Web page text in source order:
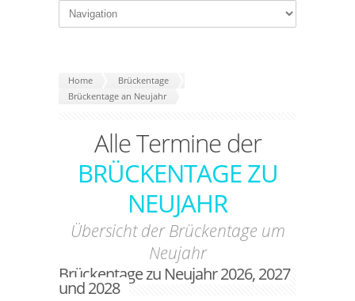
Home
Brückentage
Brückentage an Neujahr
Alle Termine der
BRÜCKENTAGE ZU
NEUJAHR
Übersicht der Brückentage um
Neujahr
Brückentage zu Neujahr 2026, 2027
und 2028